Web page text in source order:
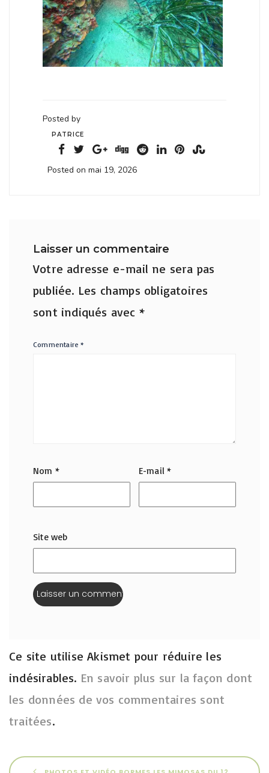
Posted by
PATRICE
Posted on mai 19, 2026
Laisser un commentaire
Votre adresse e-mail ne sera pas
publiée. Les champs obligatoires
sont indiqués avec *
Commentaire*
Nom * E-mail*
Site web
Ce site utilise Akismet pour réduire les
indésirables. En savoir plus sur la façon dont
les données de vos commentaires sont
traitées.